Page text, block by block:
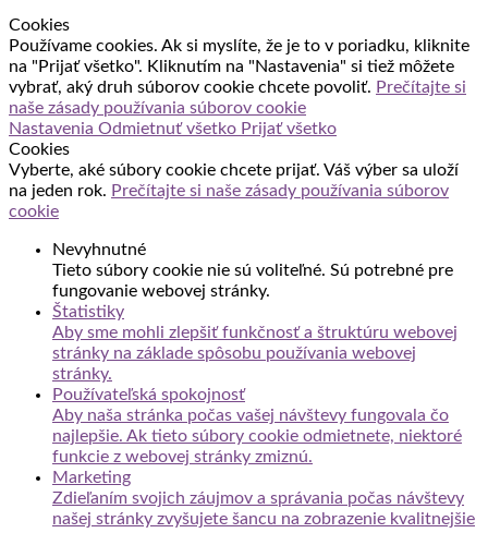
Cookies
Používame cookies. Ak si myslíte, že je to v poriadku, kliknite
na "Prijať všetko". Kliknutím na "Nastavenia" si tiež môžete
vybrať, aký druh súborov cookie chcete povoliť. Prečítajte si
naše zásady používania súborov cookie
Nastavenia Odmietnuť všetko Prijať všetko
Cookies
Vyberte, aké súbory cookie chcete prijať. Váš výber sa uloží
na jeden rok. Prečítajte si naše zásady používania súborov
cookie
Nevyhnutné
Tieto súbory cookie nie sú voliteľné. Sú potrebné pre
fungovanie webovej stránky.
Štatistiky
Aby sme mohli zlepšiť funkčnosť a štruktúru webovej
stránky na základe spôsobu používania webovej
stránky.
Používateľská spokojnosť
Aby naša stránka počas vašej návštevy fungovala čo
najlepšie. Ak tieto súbory cookie odmietnete, niektoré
funkcie z webovej stránky zmiznú.
Marketing
Zdieľaním svojich záujmov a správania počas návštevy
našej stránky zvyšujete šancu na zobrazenie kvalitnejšie